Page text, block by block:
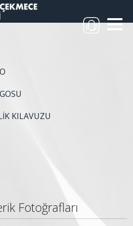
KILAVUZU
Fotoğrafları